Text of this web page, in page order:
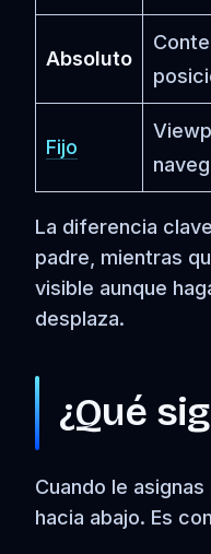
Absoluto
Fijo
La diferencia
padre, mientras
visible aunque
desplaza.
¿Qué
Cuando le
hacia abajo. Es